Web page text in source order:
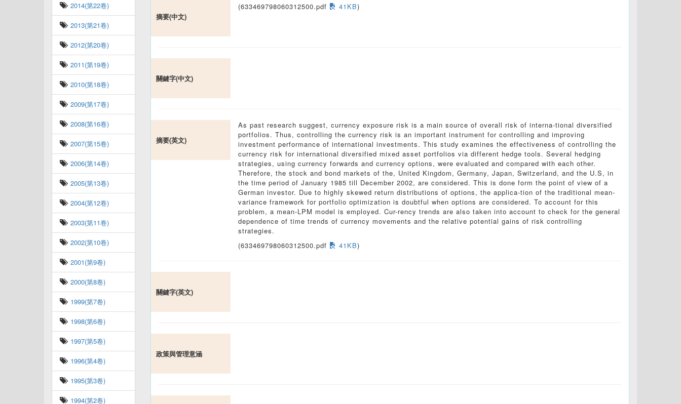
2014(第22卷)
2013(第21卷)
2012(第20卷)
2011(第19卷)
2010(第18卷)
2009(第17卷)
2008(第16卷)
2007(第15卷)
2006(第14卷)
2005(第13卷)
2004(第12卷)
2003(第11卷)
2002(第10卷)
2001(第9卷)
2000(第8卷)
1999(第7卷)
1998(第6卷)
1997(第5卷)
1996(第4卷)
1995(第3卷)
1994(第2卷)
摘要(中文)
(633469798060312500.pdf 41KB)
關鍵字(中文)
摘要(英文)
As past research suggest, currency exposure risk is a main source of overall risk of interna-tional diversified
portfolios. Thus, controlling the currency risk is an important instrument for controlling and improving
investment performance of international investments. This study examines the effectiveness of controlling the
currency risk for international diversified mixed asset portfolios via different hedge tools. Several hedging
strategies, using currency forwards and currency options, were evaluated and compared with each other.
Therefore, the stock and bond markets of the, United Kingdom, Germany, Japan, Switzerland, and the U.S, in
the time period of January 1985 till December 2002, are considered. This is done form the point of view of a
German investor. Due to highly skewed return distributions of options, the applica-tion of the traditional mean-
variance framework for portfolio optimization is doubtful when options are considered. To account for this
problem, a mean-LPM model is employed. Cur-rency trends are also taken into account to check for the general
dependence of time trends of currency movements and the relative potential gains of risk controlling
strategies.
(633469798060312500.pdf
41KB)
關鍵字(英文)
政策與管理意涵